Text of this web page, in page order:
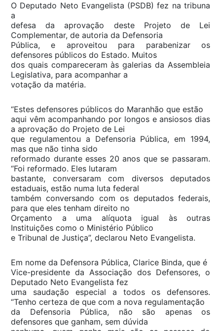
O Deputado Neto Evangelista (PSDB) fez na tribuna
a
defesa da aprovação deste Projeto de Lei
Complementar, de autoria da Defensoria
Pública, e aproveitou para parabenizar os
defensores públicos do Estado. Muitos
dos quais compareceram às galerias da Assembleia
Legislativa, para acompanhar a
votação da matéria.
“Estes defensores públicos do Maranhão que estão
aqui vêm acompanhando por longos e ansiosos dias
a aprovação do Projeto de Lei
que regulamentou a Defensoria Pública, em 1994,
mas que não tinha sido
reformado durante esses 20 anos que se passaram.
“Foi reformado. Eles lutaram
bastante, conversaram com diversos deputados
estaduais, estão numa luta federal
também conversando com os deputados federais,
para que eles tenham direito no
Orçamento a uma alíquota igual às outras
Instituições como o Ministério Público
e Tribunal de Justiça”, declarou Neto Evangelista.
Em nome da Defensora Pública, Clarice Binda, que é
Vice-presidente da Associação dos Defensores, o
Deputado Neto Evangelista fez
uma saudação especial a todos os defensores.
“Tenho certeza de que com a nova regulamentação
da Defensoria Pública, não são apenas os
defensores que ganham, sem dúvida